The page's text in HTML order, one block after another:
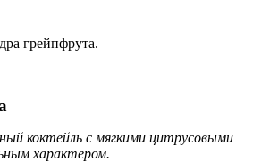
грейпфрута.
коктейль с мягкими цитрусовыми
характером.